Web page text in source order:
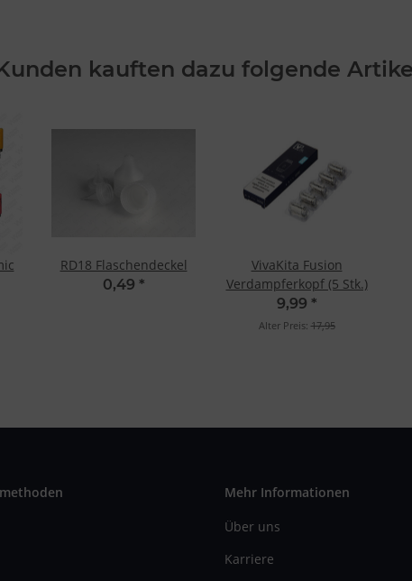
kauften dazu folgende
RD18 Flaschendeckel
0,49 *
VivaKita Fusion
Verdampferkopf (5 Stk.)
9,99 *
Alter Preis: 17,95
Mehr Informationen
Über uns
Karriere